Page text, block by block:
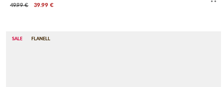
49.99 €
39.99 €
SALE FLANELL